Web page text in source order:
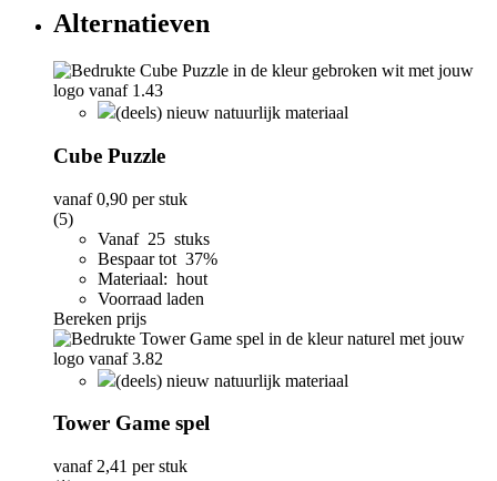
Alternatieven
(deels) nieuw natuurlijk materiaal
Cube Puzzle
vanaf0,90 per stuk
(5)
Vanaf 25 stuks
Bespaar tot 37%
Materiaal: hout
Voorraad laden
Bereken prijs
(deels) nieuw natuurlijk materiaal
Tower Game spel
vanaf 2,41 per stuk